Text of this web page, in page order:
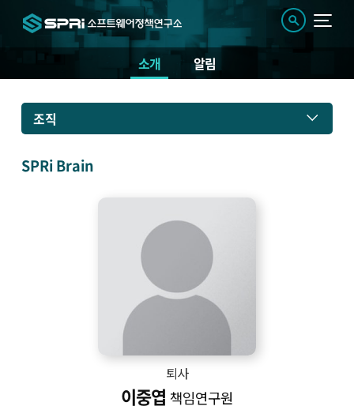
소개 알림
조직
SPRi Brain
퇴사
이중엽 책임연구원